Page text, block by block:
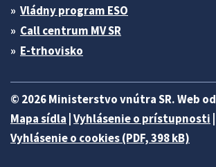
Vládny program ESO
Call centrum MV SR
E-trhovisko
© 2026 Ministerstvo vnútra SR. Web od
Mapa sídla Vyhlásenie o prístupnosti
Vyhlásenie o cookies (PDF, 398 kB)